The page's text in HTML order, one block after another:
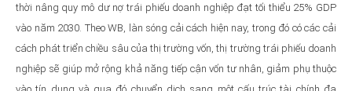
thời nâng quy mô dư nợ trái phiếu doanh nghiệp đạt tối thiểu 25% GDP
vào năm 2030. Theo WB, làn sóng cải cách hiện nay, trong đó có các cải
cách phát triển chiều sâu của thị trường vốn, thị trường trái phiếu doanh
nghiệp sẽ giúp mở rộng khả năng tiếp cận vốn tư nhân, giảm phụ thuộc